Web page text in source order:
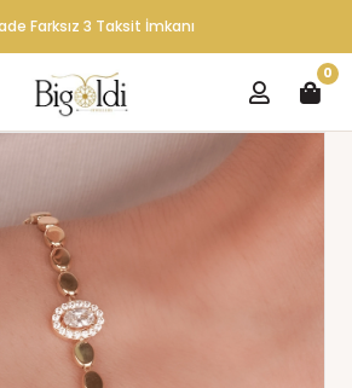
Farksız 3 Taksit İmkanı
0